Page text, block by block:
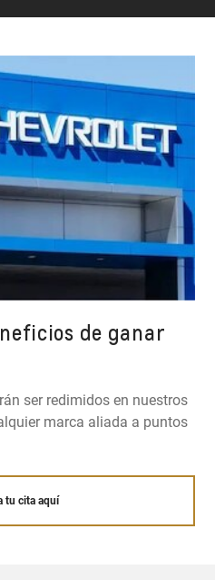
de ganar
ser redimidos en nuestros
marca aliada a puntos
tu cita aquí